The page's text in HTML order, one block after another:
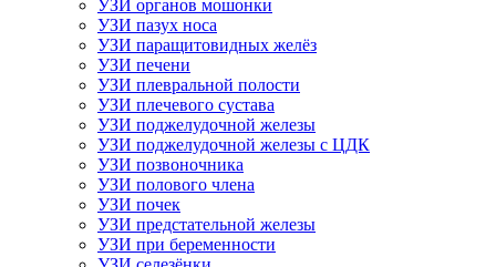
УЗИ органов мошонки
УЗИ пазух носа
УЗИ паращитовидных желёз
УЗИ печени
УЗИ плевральной полости
УЗИ плечевого сустава
УЗИ поджелудочной железы
УЗИ поджелудочной железы с ЦДК
УЗИ позвоночника
УЗИ полового члена
УЗИ почек
УЗИ предстательной железы
УЗИ при беременности